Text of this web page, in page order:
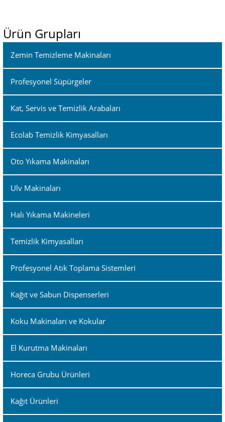
Ürün Grupları
Zemin Temizleme Makinaları
Profesyonel Süpürgeler
Kat, Servis ve Temizlik Arabaları
Ecolab Temizlik Kimyasalları
Oto Yıkama Makinaları
Ulv Makinaları
Halı Yıkama Makineleri
Temizlik Kimyasalları
Profesyonel Atık Toplama Sistemleri
Kağıt ve Sabun Dispenserleri
Koku Makinaları ve Kokular
El Kurutma Makinaları
Horeca Grubu Ürünleri
Kağıt Ürünleri